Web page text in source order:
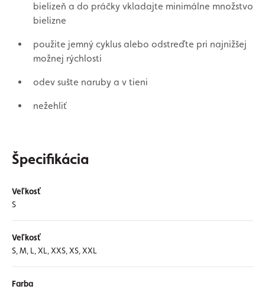
bielizeň a do práčky vkladajte minimálne množstvo
bielizne
použite jemný cyklus alebo odstreďte pri najnižšej
možnej rýchlosti
odev sušte naruby a v tieni
nežehliť
Špecifikácia
Veľkosť
S
Veľkosť
S, M, L, XL, XXS, XS, XXL
Farba